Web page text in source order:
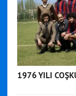
1976 YILI